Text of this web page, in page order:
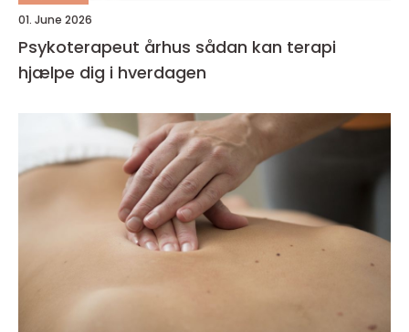
01. June 2026
Psykoterapeut århus sådan kan terapi
hjælpe dig i hverdagen